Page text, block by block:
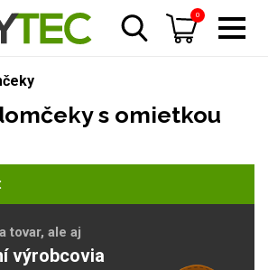
0
s omietkou
tovar, ale aj
výrobcovia